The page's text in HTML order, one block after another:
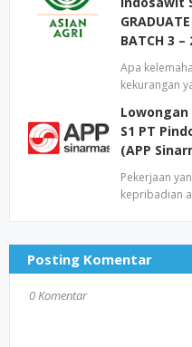
BATCH 3 –
Apa
kekurangan
Lowongan
S1 PT
(APP
Pekerjaan
kepribadian
Posting Komentar
0 Komentar